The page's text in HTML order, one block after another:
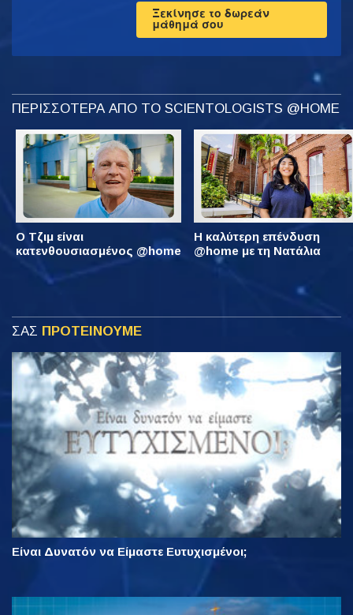
Ξεκίνησε το δωρεάν
μάθημά σου
ΠΕΡΙΣΣΟΤΕΡΑ ΑΠΟ ΤΟ SCIENTOLOGISTS @HOME
Ο Τζιμ είναι
κατενθουσιασμένος @home
Η καλύτερη επένδυση
@home με τη Νατάλια
ΣΑΣ ΠΡΟΤΕΙΝΟΥΜΕ
Είναι Δυνατόν να Είμαστε Ευτυχισμένοι;